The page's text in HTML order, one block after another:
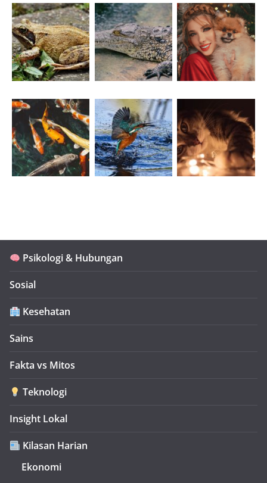
Psikologi & Hubungan
Sosial
Kesehatan
Sains
Fakta vs Mitos
Teknologi
Insight Lokal
Kilasan Harian
Ekonomi